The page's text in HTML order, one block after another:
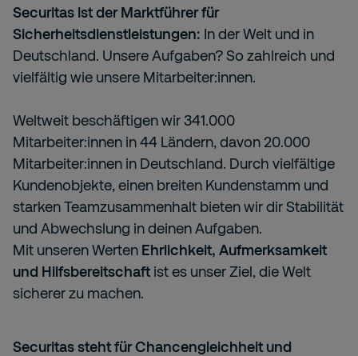
Securitas ist der Marktführer für
Sicherheitsdienstleistungen: In der Welt und in
Deutschland. Unsere Aufgaben? So zahlreich und
vielfältig wie unsere Mitarbeiter:innen.
Weltweit beschäftigen wir 341.000
Mitarbeiter:innen in 44 Ländern, davon 20.000
Mitarbeiter:innen in Deutschland. Durch vielfältige
Kundenobjekte, einen breiten Kundenstamm und
starken Teamzusammenhalt bieten wir dir Stabilität
und Abwechslung in deinen Aufgaben.
Mit unseren Werten Ehrlichkeit, Aufmerksamkeit
und Hilfsbereitschaft ist es unser Ziel, die Welt
sicherer zu machen.
Securitas steht für Chancengleichheit und